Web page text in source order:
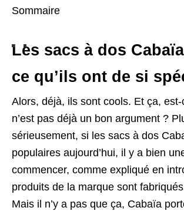
Sommaire
Les sacs à dos
ce qu’ils ont de si
Alors, déjà, ils sont cools. Et ça,
n’est pas déjà un bon argument ?
sérieusement, si les sacs à dos
populaires aujourd’hui, il y a bien
commencer, comme expliqué en
produits de la marque sont
Mais il n’y a pas que ça, Cabaïa